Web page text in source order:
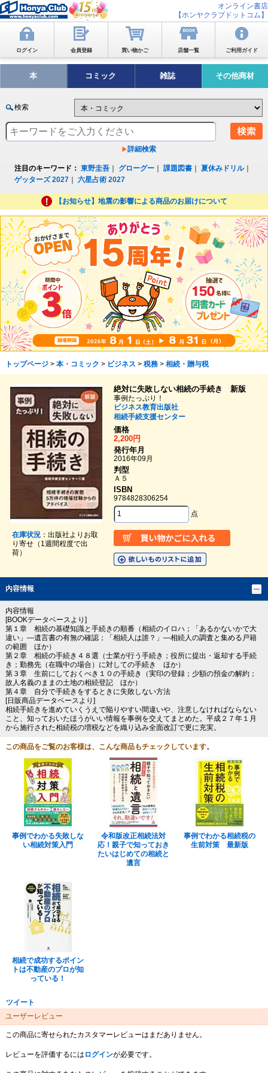
オンライン書店
【ホンヤクラブドットコム】
ログイン 会員登録 買い物かご 店舗一覧 ご利用ガイド
本 コミック 雑誌 その他商材
検索
詳細検索
注目のキーワード： 東野圭吾 グローグー ｜課題図書 ｜夏休みドリル｜
ゲッターズ 2027 ｜六星占術 2027
【お知らせ】地震の影響による商品のお届けについて
トップページ> 本・コミック > ビジネス > 税務> 相続・贈与税
在庫状況：出版社よりお取
り寄せ（1週間程度で出
荷）
絶対に失敗しない相続の手続き 新版
事例たっぷり！
ビジネス教育出版社
相続手続支援センター
価格
2,200円
発行年月
2016年09月
判型
Ａ５
ISBN
9784828306254
点
内容情報
内容情報
[BOOKデータベースより]
第１章 相続の基礎知識と手続きの順番（相続のイロハ；「あるかないかで大
違い」―遺言書の有無の確認；「相続人は誰？」―相続人の調査と集める戸籍
の範囲 ほか）
第２章 相続の手続き４８選（士業が行う手続き；役所に提出・返却する手続
き；勤務先（在職中の場合）に対しての手続き ほか）
第３章 生前にしておくべき１０の手続き（実印の登録；少額の預金の解約；
故人名義のままの土地の相続登記 ほか）
第４章 自分で手続きをするときに失敗しない方法
[日販商品データベースより]
相続手続きを進めていくうえで陥りやすい間違いや、注意しなければならない
こと、知っておいたほうがいい情報を事例を交えてまとめた。平成２７年１月
から施行された相続税の増税などを織り込み全面改訂で更に充実。
この商品をご覧のお客様は、こんな商品もチェックしています。
事例でわかる失敗しな
い相続対策入門
令和版改正相続法対
応！親子で知っておき
たいはじめての相続と
遺言
事例でわかる相続税の
生前対策 最新版
相続で成功するポイン
トは不動産のプロが知
っている！
ツイート
ユーザーレビュー
この商品に寄せられたカスタマーレビューはまだありません。
レビューを評価するには ログインが必要です。